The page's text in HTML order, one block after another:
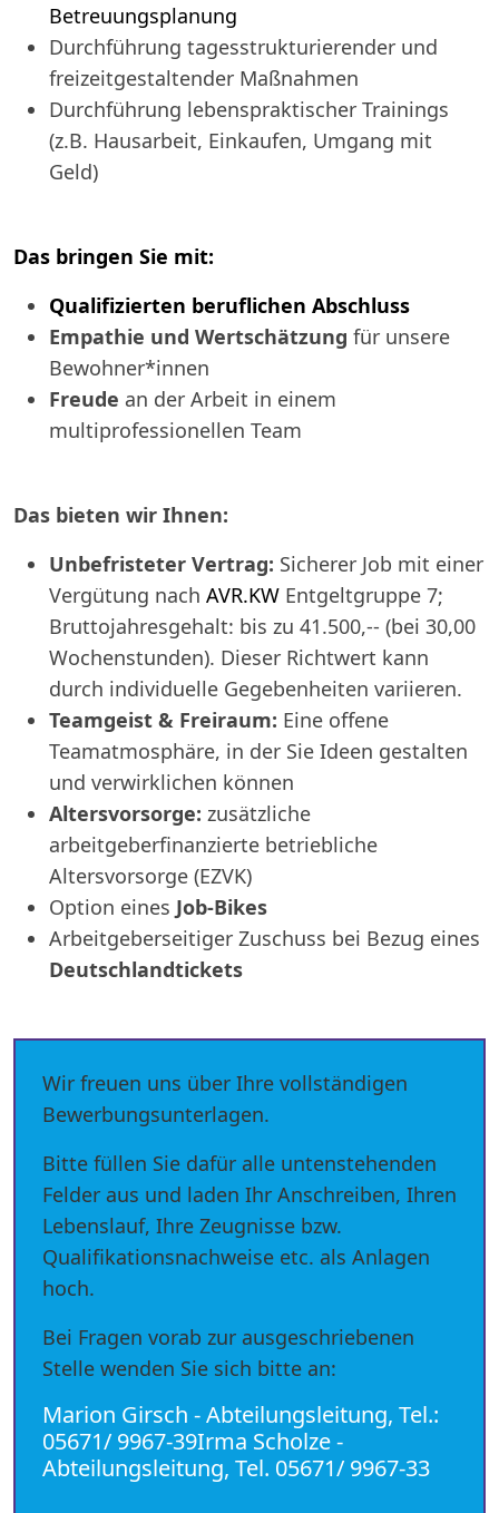
Betreuungsplanung
Durchführung tagesstrukturierender und
freizeitgestaltender Maßnahmen
Durchführung lebenspraktischer Trainings
(z.B. Hausarbeit, Einkaufen, Umgang mit
Geld)
Das bringen Sie mit:
Qualifizierten beruflichen Abschluss
Empathie und Wertschätzung für unsere
Bewohner*innen
Freude an der Arbeit in einem
multiprofessionellen Team
Das bieten wir Ihnen:
Unbefristeter Vertrag: Sicherer Job mit einer
Vergütung nach AVR.KW Entgeltgruppe 7;
Bruttojahresgehalt: bis zu 41.500,-- (bei 30,00
Wochenstunden). Dieser Richtwert kann
durch individuelle Gegebenheiten variieren.
Teamgeist & Freiraum: Eine offene
Teamatmosphäre, in der Sie Ideen gestalten
und verwirklichen können
Altersvorsorge: zusätzliche
arbeitgeberfinanzierte betriebliche
Altersvorsorge (EZVK)
Option eines Job-Bikes
Arbeitgeberseitiger Zuschuss bei Bezug eines
Deutschlandtickets
Wir freuen uns über Ihre vollständigen
Bewerbungsunterlagen.
Bitte füllen Sie dafür alle untenstehenden
Felder aus und laden Ihr Anschreiben, Ihren
Lebenslauf, Ihre Zeugnisse bzw.
Qualifikationsnachweise etc. als Anlagen
hoch.
Bei Fragen vorab zur ausgeschriebenen
Stelle wenden Sie sich bitte an:
Marion Girsch - Abteilungsleitung, Tel.:
05671/ 9967-39Irma Scholze -
Abteilungsleitung, Tel. 05671/ 9967-33